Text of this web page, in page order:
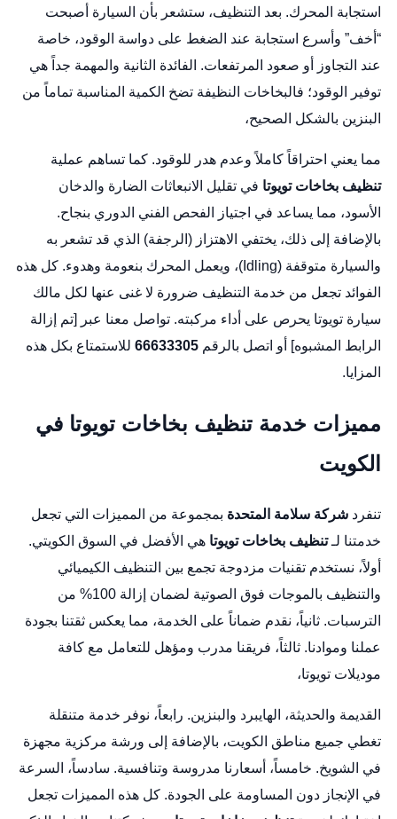
استجابة المحرك. بعد التنظيف، ستشعر بأن السيارة أصبحت
“أخف” وأسرع استجابة عند الضغط على دواسة الوقود، خاصة
عند التجاوز أو صعود المرتفعات. الفائدة الثانية والمهمة جداً هي
توفير الوقود؛ فالبخاخات النظيفة تضخ الكمية المناسبة تماماً من
البنزين بالشكل الصحيح،
مما يعني احتراقاً كاملاً وعدم هدر للوقود. كما تساهم عملية
تنظيف بخاخات تويوتا في تقليل الانبعاثات الضارة والدخان
الأسود، مما يساعد في اجتياز الفحص الفني الدوري بنجاح.
بالإضافة إلى ذلك، يختفي الاهتزاز (الرجفة) الذي قد تشعر به
والسيارة متوقفة (Idling)، ويعمل المحرك بنعومة وهدوء. كل هذه
الفوائد تجعل من خدمة التنظيف ضرورة لا غنى عنها لكل مالك
سيارة تويوتا يحرص على أداء مركبته. تواصل معنا عبر [تم إزالة
الرابط المشبوه] أو اتصل بالرقم 66633305للاستمتاع بكل هذه
المزايا.
مميزات خدمة تنظيف بخاخات تويوتا في
الكويت
تنفرد شركة سلامة المتحدة بمجموعة من المميزات التي تجعل
خدمتنا لـتنظيف بخاخات تويوتا هي الأفضل في السوق الكويتي.
أولاً، نستخدم تقنيات مزدوجة تجمع بين التنظيف الكيميائي
والتنظيف بالموجات فوق الصوتية لضمان إزالة 100% من
الترسبات. ثانياً، نقدم ضماناً على الخدمة، مما يعكس ثقتنا بجودة
عملنا وموادنا. ثالثاً، فريقنا مدرب ومؤهل للتعامل مع كافة
موديلات تويوتا،
القديمة والحديثة، الهايبرد والبنزين. رابعاً، نوفر خدمة متنقلة
تغطي جميع مناطق الكويت، بالإضافة إلى ورشة مركزية مجهزة
في الشويخ. خامساً، أسعارنا مدروسة وتنافسية. سادساً، السرعة
في الإنجاز دون المساومة على الجودة. كل هذه المميزات تجعل